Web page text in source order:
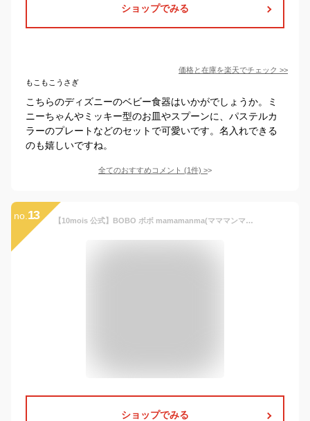
ショップでみる
価格と在庫を楽天でチェック >>
もこもこうさぎ
こちらのディズニーのベビー食器はいかがでしょうか。ミ
ニーちゃんやミッキー型のお皿やスプーンに、パステルカ
ラーのプレートなどのセットで可愛いです。名入れできる
のも嬉しいですね。
全てのおすすめコメント (1件) >
no. 13 【10mois 公式】BOBO ボボ mamamanma(マママンマ) &go おさかなプレート[離乳食 出産祝い ベビーギフト 食器セット 赤ちゃん プレートセット お食事セット 夏 アウトドア キャンプ 送料無料]
ショップでみる